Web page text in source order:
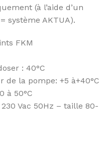
(à l’aide d’un
système AKTUA).
FKM
: 40°C
la pompe: +5 à+40°C
à 50°C
Vac 50Hz – taille 80-